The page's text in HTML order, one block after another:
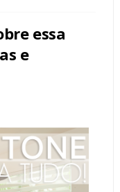
essa
e